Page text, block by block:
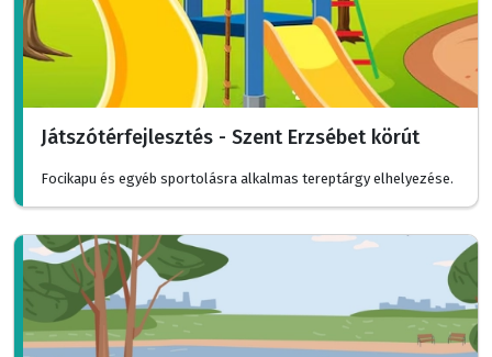
Játszótérfejlesztés - Szent Erzsébet körút
Focikapu és egyéb sportolásra alkalmas tereptárgy elhelyezése.